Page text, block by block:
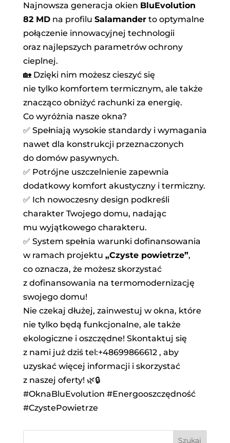
Najnowsza generacja okien BluEvolution
82 MDna profilu Salamanderto optymalne
połączenie innowacyjnej technologii
oraz najlepszych parametrów ochrony
cieplnej.
🏡 Dzięki nim możesz cieszyć się
nie tylko komfortem termicznym, ale także
znacząco obniżyć rachunki za energię.
Co wyróżnia nasze okna?
✅ Spełniają wysokie standardy i wymagania
nawet dla konstrukcji przeznaczonych
do domów pasywnych.
✅ Potrójne uszczelnienie zapewnia
dodatkowy komfort akustyczny i termiczny.
✅ Ich nowoczesny design podkreśli
charakter Twojego domu, nadając
mu wyjątkowego charakteru.
✅ System spełnia warunki dofinansowania
w ramach projektu „Czyste powietrze”,
co oznacza, że możesz skorzystać
z dofinansowania na termomodernizację
swojego domu!
Nie czekaj dłużej, zainwestuj w okna, które
nie tylko będą funkcjonalne, ale także
ekologiczne i oszczędne! Skontaktuj się
z nami już dziś tel:+48699866612 , aby
uzyskać więcej informacji i skorzystać
z naszej oferty! 🌿🔒
#OknaBluEvolution #Energooszczędność
#CzystePowietrze